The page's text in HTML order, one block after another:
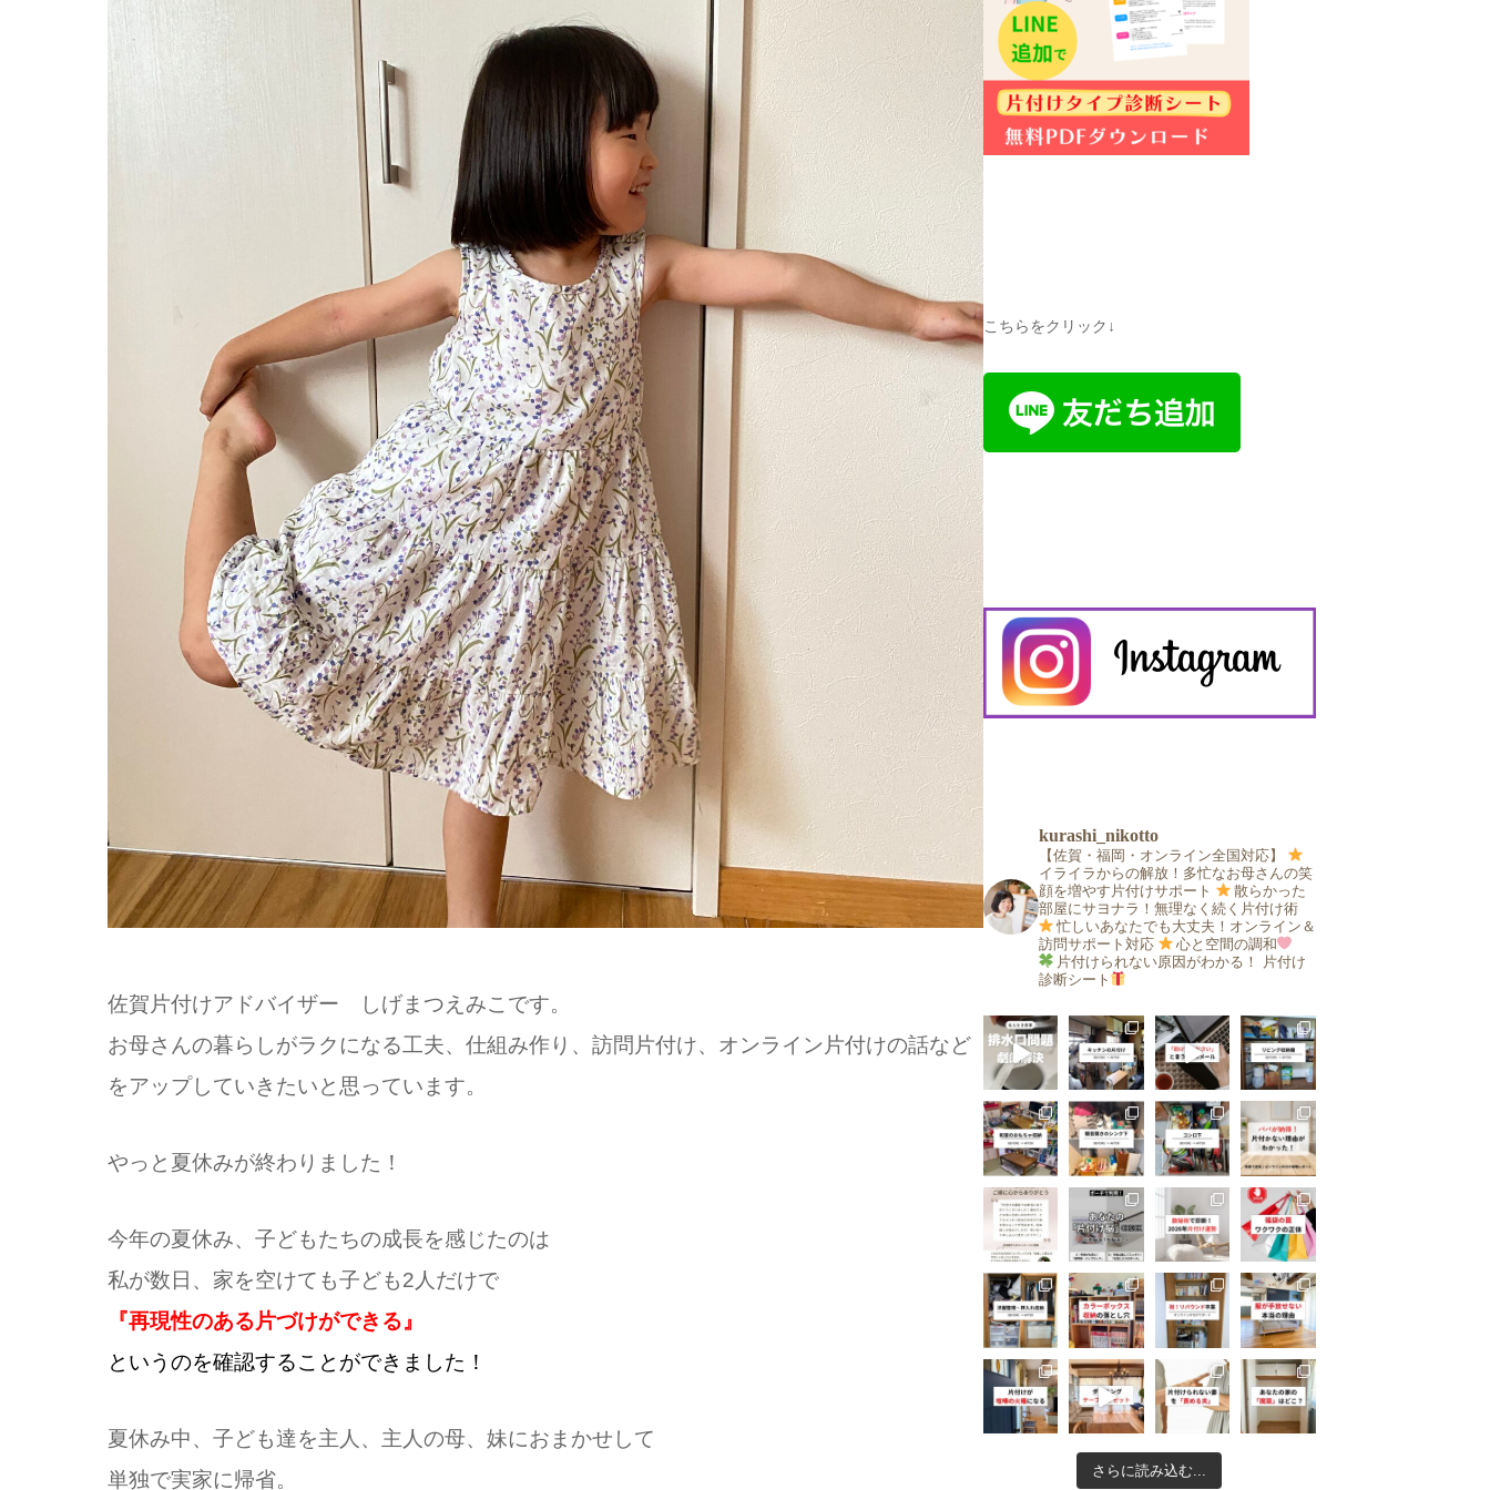
佐賀片付けアドバイザー しげまつえみこです。
お母さんの暮らしがラクになる工夫、仕組み作り、訪問片付け、オンライン片付けの話など
をアップしていきたいと思っています。
やっと夏休みが終わりました！
今年の夏休み、子どもたちの成長を感じたのは
私が数日、家を空けても子ども2人だけで
『再現性のある片づけができる』
というのを確認することができました！
夏休み中、子ども達を主人、主人の母、妹におまかせして
単独で実家に帰省。
こちらをクリック↓
kurashi_nikotto
【佐賀・福岡・オンライン全国対応】
イライラからの解放！多忙なお母さんの笑
顔を増やす片付けサポート
散らかった
部屋にサヨナラ！無理なく続く片付け術
忙しいあなたでも大丈夫！オンライン＆
訪問サポート対応
心と空間の調和
片付けられない原因がわかる！
片付け
診断シート
さらに読み込む...